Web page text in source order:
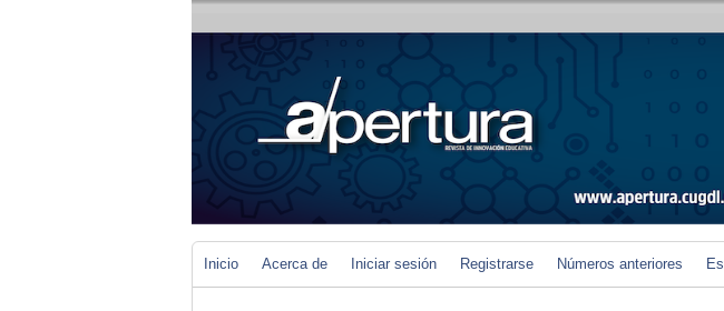
Inicio Acerca de Iniciar sesión Registrarse Números anteriores